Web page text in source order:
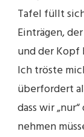
Tafel füllt
Einträgen,
und der Kopf
Ich tröste
überfordert
dass wir
nehmen